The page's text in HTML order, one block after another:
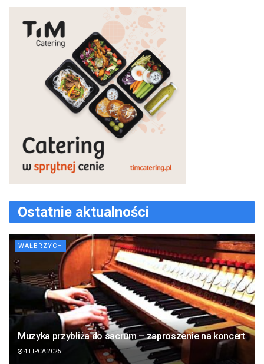
Ostatnie aktualności
WAŁBRZYCH
Muzyka przybliża do sacrum – zaproszenie na koncert
4 LIPCA 2025